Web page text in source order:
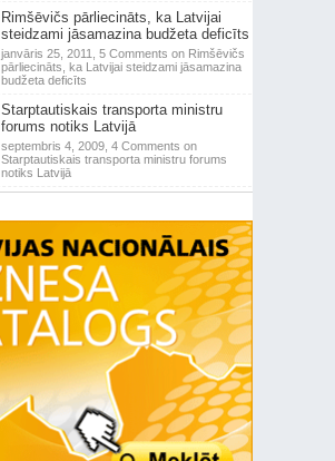
Rimšēvičs pārliecināts, ka Latvijai
steidzami jāsamazina budžeta deficīts
janvāris 25, 2011, 5 Comments on Rimšēvičs
pārliecināts, ka Latvijai steidzami jāsamazina
budžeta deficīts
Starptautiskais transporta ministru
forums notiks Latvijā
septembris 4, 2009, 4 Comments on
Starptautiskais transporta ministru forums
notiks Latvijā